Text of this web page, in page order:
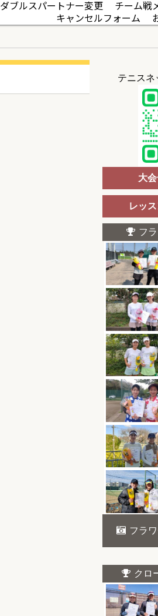
ダブルスパートナー変更
チーム戦
キャンセルフォーム
テニスネ
大
レッ
フ
フラ
クロ